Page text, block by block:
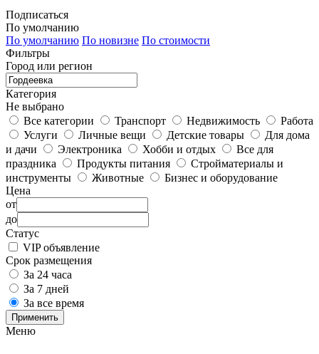
Подписаться
По умолчанию
По умолчанию По новизне По стоимости
Фильтры
Город или регион
Категория
Не выбрано
Все категории
Транспорт Недвижимость
Работа
Услуги
Личные вещи Детские товары
Для дома
и дачи
Электроника Хобби и отдых
Все для
праздника
Продукты питания
Стройматериалы и
инструменты
Животные
Бизнес и оборудование
Цена
от
до
Статус
VIP объявление
Срок размещения
За 24 часа
За 7 дней
За все время
Применить
Меню